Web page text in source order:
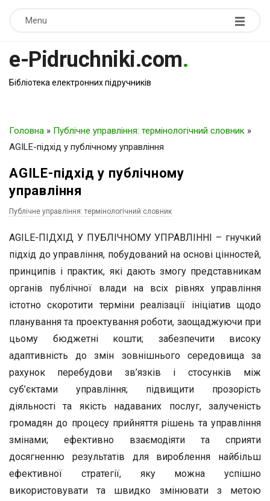
Menu
e-Pidruchniki.com.
Бібліотека електронних підручників
Головна » Публічне управління: термінологічний словник »
АGILE-підхід у публічному управління
АGILE-підхід у публічному
управління
Публічне управління: термінологічний словник
АGILE-ПІДХІД У ПУБЛІЧНОМУ УПРАВЛІННІ – гнучкий
підхід до управління, побудований на основі цінностей,
принципів і практик, які дають змогу представникам
органів публічної влади на всіх рівнях управління
істотно скоротити терміни реалізації ініціатив щодо
планування та проектування роботи, заощаджуючи при
цьому бюджетні кошти; забезпечити високу
адаптивність до змін зовнішнього середовища за
рахунок перебудови зв’язків і стосунків між
суб’єктами управління; підвищити прозорість
діяльності та якість надаваних послуг, залученість
громадян до процесу прийняття рішень та управління
змінами; ефективно взаємодіяти та сприяти
досягненню результатів для вироблення найбільш
ефективної стратегії, яку можна успішно
використовувати та швидко змінювати з метою